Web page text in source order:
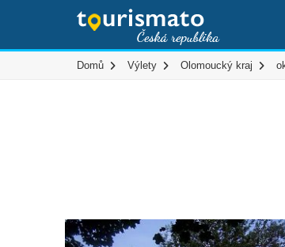
Domů Výlety Olomoucký kraj